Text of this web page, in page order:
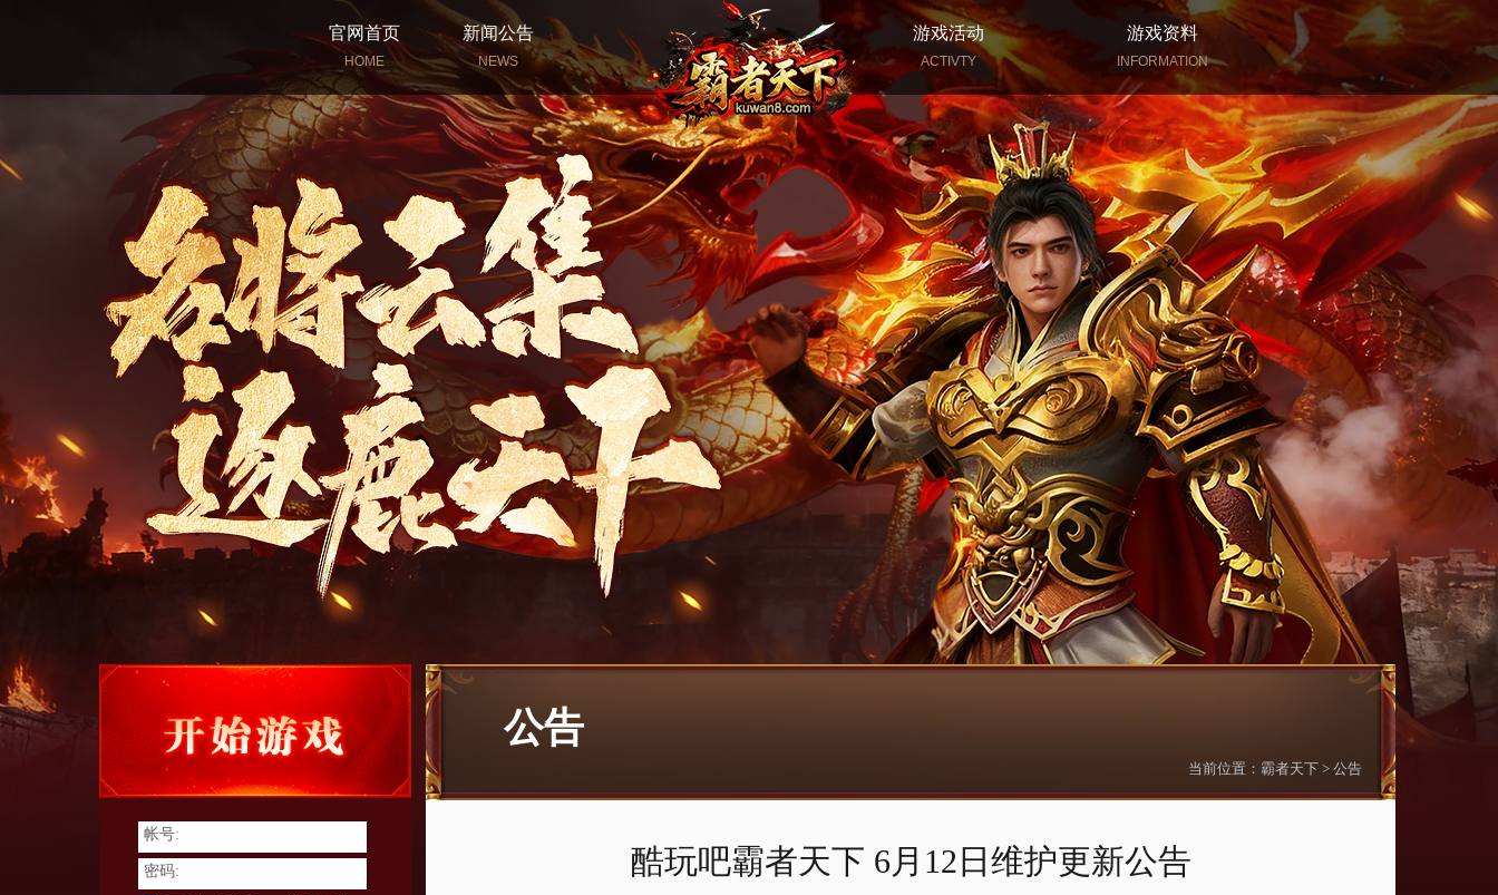
官网首页
HOME
新闻公告
NEWS
游戏活动
ACTIVTY
游戏资料
INFORMATION
帐号:
密码:
公告
当前位置： 霸者天下 > 公告
酷玩吧霸者天下 6月12日维护更新公告